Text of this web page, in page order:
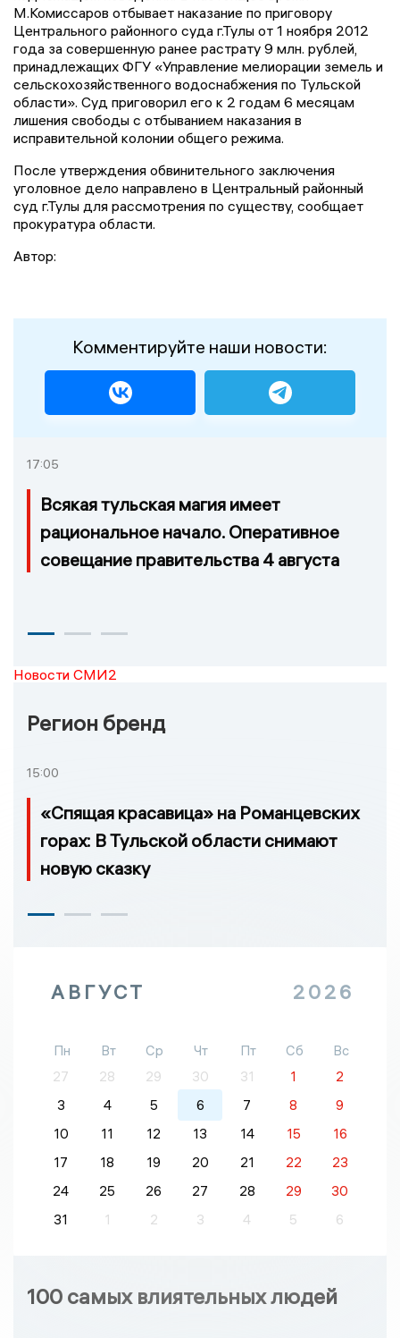
М.Комиссаров отбывает наказание по приговору
Центрального районного суда г.Тулы от 1 ноября 2012
года за совершенную ранее растрату 9 млн. рублей,
принадлежащих ФГУ «Управление мелиорации земель и
сельскохозяйственного водоснабжения по Тульской
области». Суд приговорил его к 2 годам 6 месяцам
лишения свободы с отбыванием наказания в
исправительной колонии общего режима.
После утверждения обвинительного заключения
уголовное дело направлено в Центральный районный
суд г.Тулы для рассмотрения по существу, сообщает
прокуратура области.
Автор:
Комментируйте наши новости:
17:05
Всякая тульская магия имеет
рациональное начало. Оперативное
совещание правительства 4 августа
Новости СМИ2
Регион бренд
15:00
«Спящая красавица» на Романцевских
горах: В Тульской области снимают
новую сказку
АВГУСТ 2026
Пн Вт Ср Чт Пт Сб
Вс
27
28 29 30 31 1
2
3
4 5 6 7 8
9
10
11 12 13 14 15
16
17
18 19 20 21 22
23
24
25 26 27 28 29
30
31
1 2 3 4 5 6
100 самых влиятельных людей